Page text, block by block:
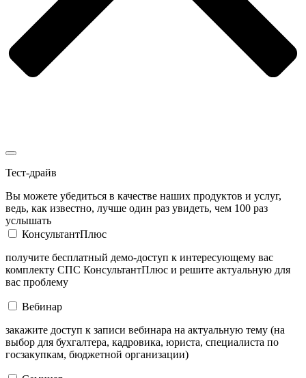
Тест-драйв
Вы можете убедиться в качестве наших продуктов и услуг,
ведь, как известно, лучше один раз увидеть, чем 100 раз
услышать
КонсультантПлюс
получите бесплатный демо-доступ к интересующему вас
комплекту СПС КонсультантПлюс и решите актуальную для
вас проблему
Вебинар
закажите доступ к записи вебинара на актуальную тему (на
выбор для бухгалтера, кадровика, юриста, специалиста по
госзакупкам, бюджетной организации)